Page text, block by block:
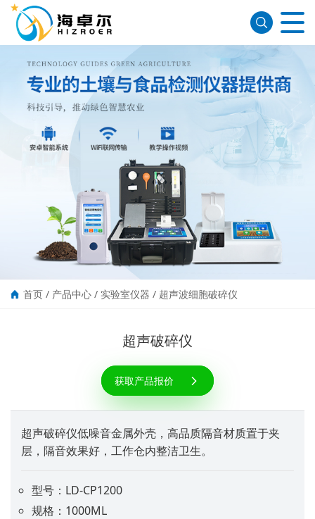
首页 / 产品中心 / 实验室仪器 / 超声波细胞破碎仪
超声破碎仪
获取产品报价
超声破碎仪低噪音金属外壳，高品质隔音材质置于夹
层，隔音效果好，工作仓内整洁卫生。
型号：LD-CP1200
规格：1000ML